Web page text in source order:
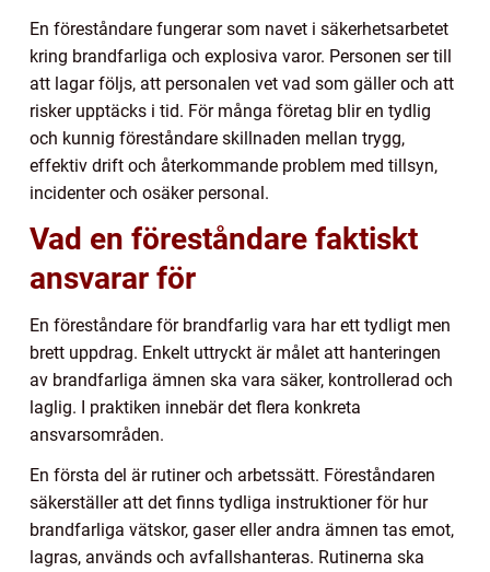
En föreståndare fungerar som navet i säkerhetsarbetet
kring brandfarliga och explosiva varor. Personen ser till
att lagar följs, att personalen vet vad som gäller och att
risker upptäcks i tid. För många företag blir en tydlig
och kunnig föreståndare skillnaden mellan trygg,
effektiv drift och återkommande problem med tillsyn,
incidenter och osäker personal.
Vad en föreståndare faktiskt
ansvarar för
En föreståndare för brandfarlig vara har ett tydligt men
brett uppdrag. Enkelt uttryckt är målet att hanteringen
av brandfarliga ämnen ska vara säker, kontrollerad och
laglig. I praktiken innebär det flera konkreta
ansvarsområden.
En första del är rutiner och arbetssätt. Föreståndaren
säkerställer att det finns tydliga instruktioner för hur
brandfarliga vätskor, gaser eller andra ämnen tas emot,
lagras, används och avfallshanteras. Rutinerna ska